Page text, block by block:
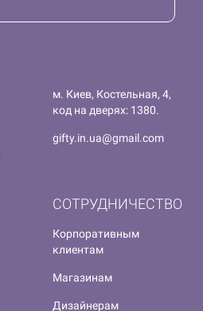
м. Киев, Костельная, 4,
код на дверях: 1380.
gifty.in.ua@gmail.com
СОТРУДНИЧЕСТВО
Корпоративным
клиентам
Магазинам
Дизайнерам